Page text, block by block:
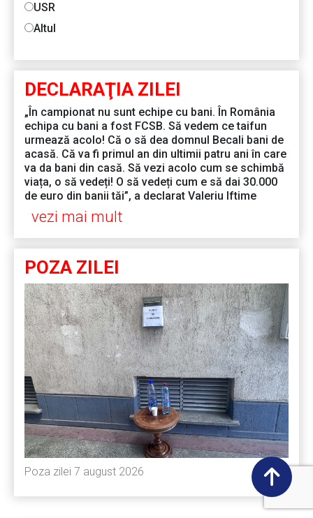
USR
Altul
DECLARAŢIA ZILEI
„În campionat nu sunt echipe cu bani. În România
echipa cu bani a fost FCSB. Să vedem ce taifun
urmează acolo! Că o să dea domnul Becali bani de
acasă. Că va fi primul an din ultimii patru ani în care
va da bani din casă. Să vezi acolo cum se schimbă
viața, o să vedeți! O să vedeți cum e să dai 30.000
de euro din banii tăi”, a declarat Valeriu Iftime
vezi mai mult
POZA ZILEI
Poza zilei 7 august 2026